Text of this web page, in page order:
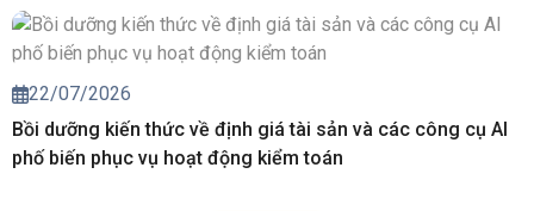
22/07/2026
Bồi dưỡng kiến thức về định giá tài sản và các công cụ AI
phố biến phục vụ hoạt động kiểm toán